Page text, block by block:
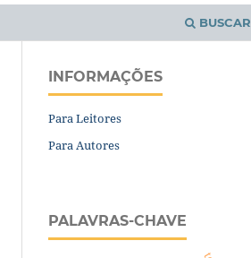
BUSCAR
INFORMAÇÕES
Para Leitores
Para Autores
PALAVRAS-CHAVE